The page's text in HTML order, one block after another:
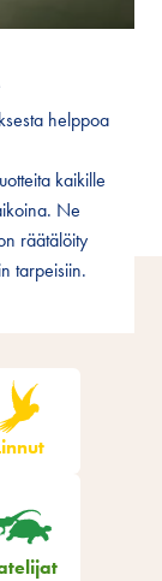
helppoa
kaikille
Ne
räätälöity
tarpeisiin.
helppoa
kaikille
Ne
räätälöity
tarpeisiin.